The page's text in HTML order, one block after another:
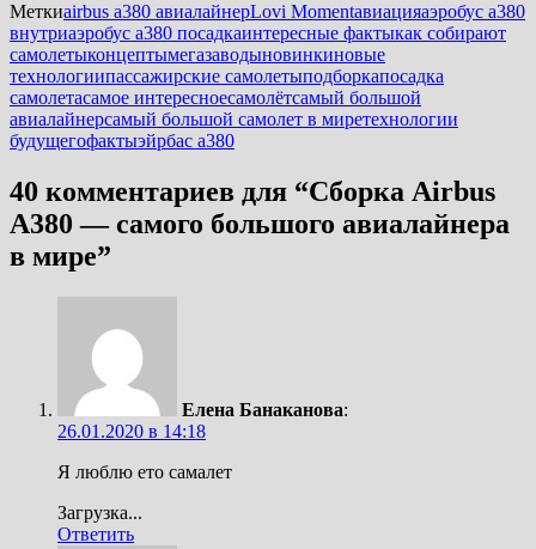
Меткиairbus a380 авиалайнерLovi Momentавиацияаэробус а380
внутриаэробус а380 посадкаинтересные фактыкак собирают
самолетыконцептымегазаводыновинкиновые
технологиипассажирские самолетыподборкапосадка
самолетасамое интересноесамолётсамый большой
авиалайнерсамый большой самолет в миретехнологии
будущегофактыэйрбас а380
40 комментариев для “Сборка Airbus
А380 — самого большого авиалайнера
в мире”
Елена Банаканова:
26.01.2020 в 14:18
Я люблю ето самалет
Загрузка...
Ответить